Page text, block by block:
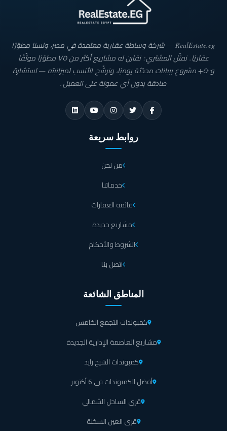
RealEstate.eg — شركة وساطة عقارية معتمدة في مصر، ولسنا مطوّرًا
عقاريًا. نمثّل المشتري: نقارن له مشاريع أكثر من ٧٥ مطوّرًا موثّقًا
و٥٠٠+ مشروع ببيانات محدّثة يوميًا، ونرشّح الأنسب لميزانيته — استشارة
صادقة بدون أي عمولة على العميل.
روابط سريعة
من نحن
خدماتنا
قائمة العقارات
مشاريع جديدة
الشروط والأحكام
اتصل بنا
المناطق الشائعة
كمبوندات التجمع الخامس
مشاريع العاصمة الإدارية الجديدة
كمبوندات الشيخ زايد
أفضل الكمبوندات في 6 أكتوبر
قرى الساحل الشمالي
قرى العين السخنة